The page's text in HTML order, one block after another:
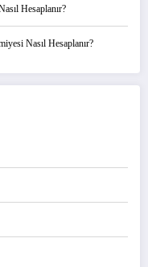
Hesaplanır?
Nasıl Hesaplanır?